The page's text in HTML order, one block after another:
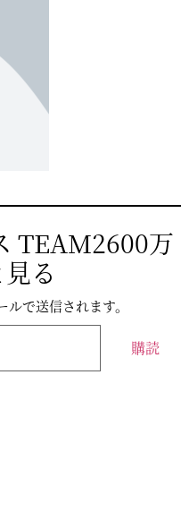
TEAM2600万
る
で送信されます。
購読